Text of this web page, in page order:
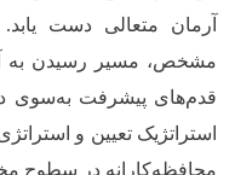
آرمان ‌متعالی دست
مشخص، مسیر رسیدن به
قدم‌های پیشرفت به‌سوی
استراتژیک تعیین و
محافظه‌کارانه در سطوح